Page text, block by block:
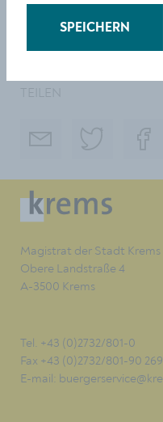
unverwechselbaren
erfolgreichsten
lebt in Innsbruck und im
Magistrat der Stadt Krems
Obere Landstraße 4
A-3500 Krems
Tel. +43 (0)2732/801-0
Fax +43 (0)2732/801-90 269
E-mail:
SPEICHERN